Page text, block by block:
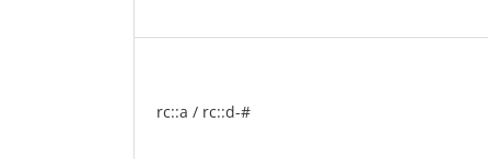
rc::a / rc::d-#